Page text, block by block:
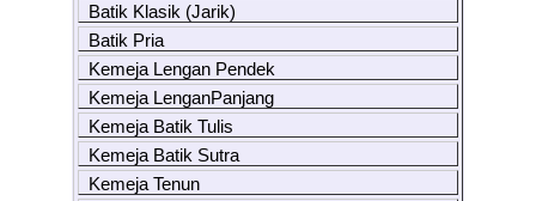
Batik Klasik (Jarik)
Batik Pria
Kemeja Lengan Pendek
Kemeja LenganPanjang
Kemeja Batik Tulis
Kemeja Batik Sutra
Kemeja Tenun